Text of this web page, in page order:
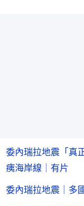
委內瑞拉地震「真
痍海岸線｜有片
委內瑞拉地震｜多